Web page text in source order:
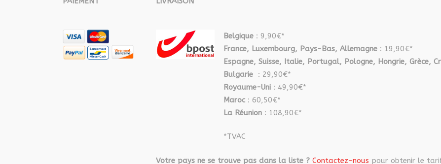
Belgique : 9,90€*
France, Luxembourg, Pays-Bas, Allemagne : 19,90€*
Espagne, Suisse, Italie, Portugal, Pologne, Hongrie, Grèce,
Bulgarie
: 29,90€*
Royaume-Uni : 49,90€*
Maroc : 60,50€*
La Réunion : 108,90€*
*TVAC
Votre pays ne se trouve pas dans la liste ? Contactez-nous pour obtenir le